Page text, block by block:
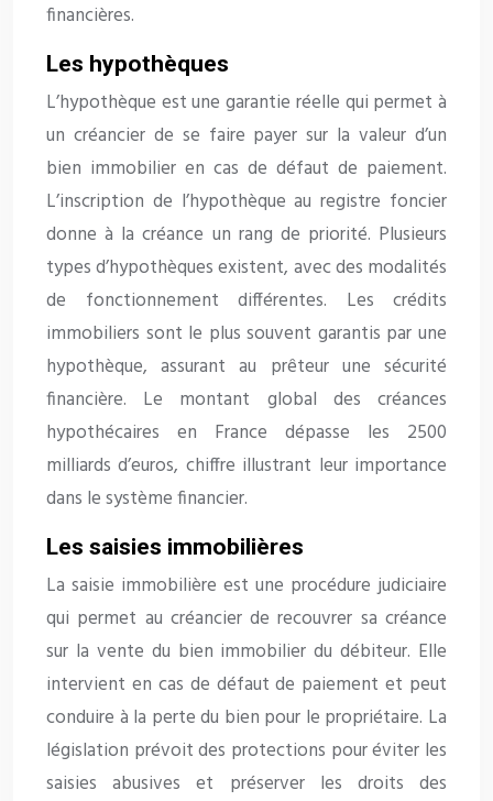
financières.
Les hypothèques
L’hypothèque est une garantie réelle qui permet à
un créancier de se faire payer sur la valeur d’un
bien immobilier en cas de défaut de paiement.
L’inscription de l’hypothèque au registre foncier
donne à la créance un rang de priorité. Plusieurs
types d’hypothèques existent, avec des modalités
de fonctionnement différentes. Les crédits
immobiliers sont le plus souvent garantis par une
hypothèque, assurant au prêteur une sécurité
financière. Le montant global des créances
hypothécaires en France dépasse les 2500
milliards d’euros, chiffre illustrant leur importance
dans le système financier.
Les saisies immobilières
La saisie immobilière est une procédure judiciaire
qui permet au créancier de recouvrer sa créance
sur la vente du bien immobilier du débiteur. Elle
intervient en cas de défaut de paiement et peut
conduire à la perte du bien pour le propriétaire. La
législation prévoit des protections pour éviter les
saisies abusives et préserver les droits des